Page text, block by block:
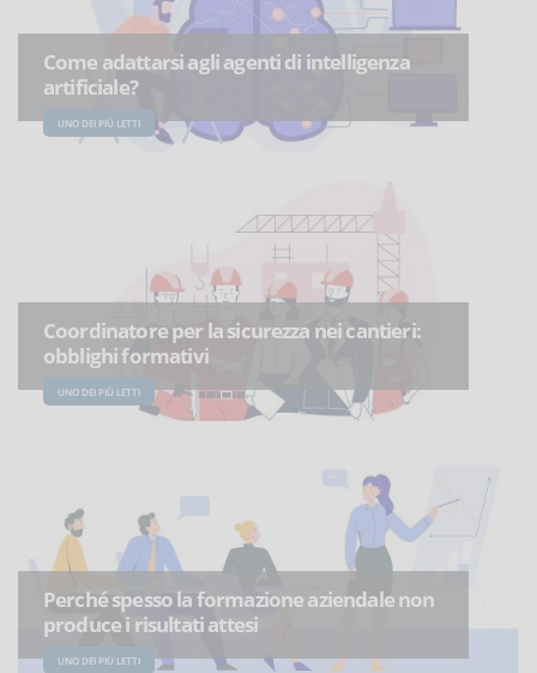
Come adattarsi agli agenti di intelligenza
artificiale?
UNO DEI PIÙ LETTI
Coordinatore per la sicurezza nei cantieri:
obblighi formativi
UNO DEI PIÙ LETTI
Perché spesso la formazione aziendale non
produce i risultati attesi
UNO DEI PIÙ LETTI